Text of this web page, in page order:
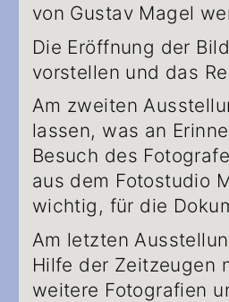
von Gustav Magel
Die Eröffnung der
vorstellen und das
Am zweiten
lassen, was an
Besuch des
aus dem Fotostudio
wichtig, für die
Am letzten
Hilfe der Zeitzeugen
weitere Fotografien